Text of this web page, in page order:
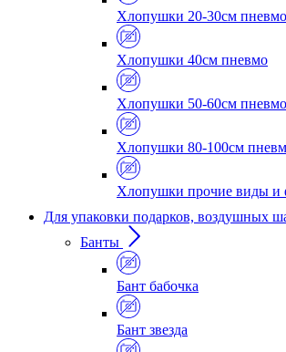
Хлопушки 20-30см пневмо
Хлопушки 40см пневмо
Хлопушки 50-60см пневмо
Хлопушки 80-100см
Хлопушки прочие виды и
Для упаковки подарков, воздушных
Банты
Бант бабочка
Бант звезда